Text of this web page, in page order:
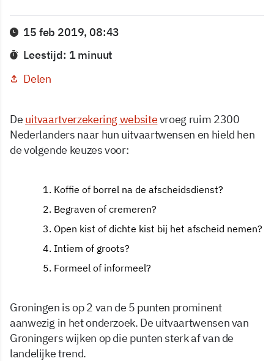
15 feb 2019, 08:43
Leestijd: 1 minuut
Delen
De uitvaartverzekering websitevroeg ruim 2300
Nederlanders naar hun uitvaartwensen en hield hen
de volgende keuzes voor:
Koffie of borrel na de afscheidsdienst?
Begraven of cremeren?
Open kist of dichte kist bij het afscheid nemen?
Intiem of groots?
Formeel of informeel?
Groningen is op 2 van de 5 punten prominent
aanwezig in het onderzoek. De uitvaartwensen van
Groningers wijken op die punten sterk af van de
landelijke trend.